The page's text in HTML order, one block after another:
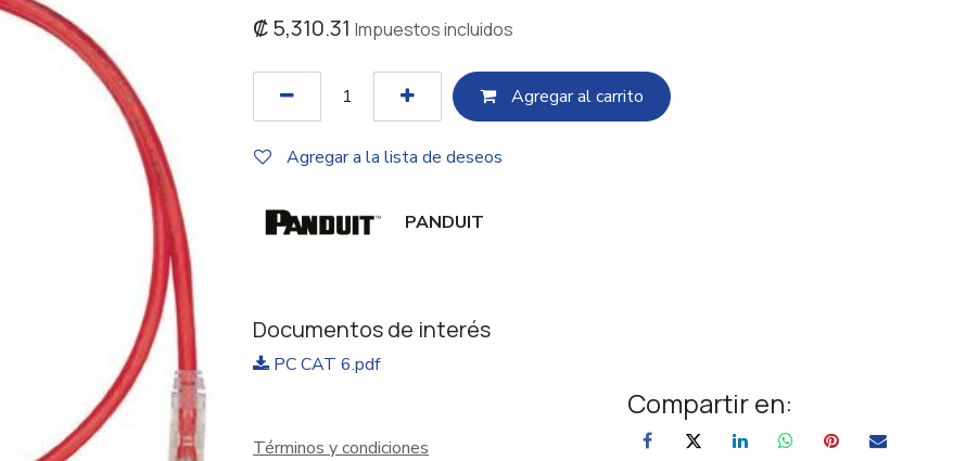
₡5,310.31 Impuestos incluidos
Agregar al c​​arrito
Agregar a la lista de deseos
PANDUIT
Documentos de interés
PC CAT 6.pdf
Términos y condiciones
Compartir en: